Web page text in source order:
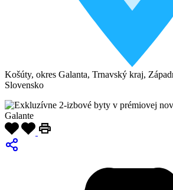
Košúty, okres Galanta, Trnavský kraj,
Slovensko